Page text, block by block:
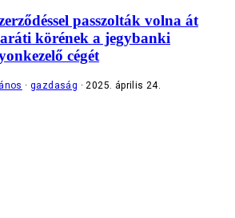
passzolták volna át
körének a jegybanki
cégét
gazdaság 2025. április 24.